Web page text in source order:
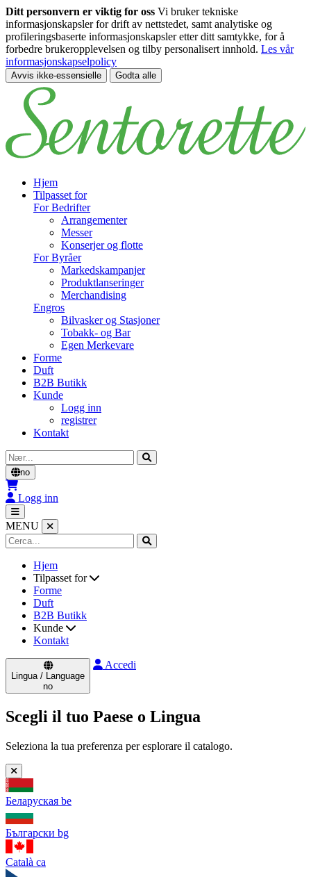
Ditt personvern er viktig for oss Vi bruker tekniske
informasjonskapsler for drift av nettstedet, samt analytiske og
profileringsbaserte informasjonskapsler etter ditt samtykke, for å
forbedre brukeropplevelsen og tilby personalisert innhold. Les vår
informasjonskapselpolicy
Avvis ikke-essensielle Godta alle
Gå til hovedinnhold
Hjem
Tilpasset for
For Bedrifter
Arrangementer
Messer
Konserjer og flotte
For Byråer
Markedskampanjer
Produktlanseringer
Merchandising
Engros
Bilvasker og Stasjoner
Tobakk- og Bar
Egen Merkevare
Forme
Duft
B2B Butikk
Kunde
Logg inn
registrer
Kontakt
Cerca
no
Logg inn
MENU
Hjem
Tilpasset for
Forme
Duft
B2B Butikk
Kunde
Kontakt
Lingua / Language
no
Accedi
Scegli il tuo Paese o Lingua
Seleziona la tua preferenza per esplorare il catalogo.
Беларуская be
Български bg
Català ca